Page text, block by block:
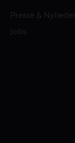
Presse & Nyheder
Jobs